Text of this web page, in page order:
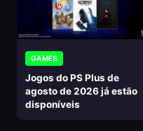
GAMES
Jogos do PS Plus de
agosto de 2026 já estão
disponíveis